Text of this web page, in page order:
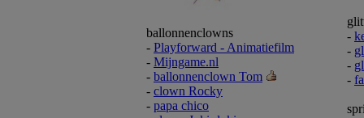
ballonnenclowns
- Playforward - Animatiefilm
- Mijngame.nl
- ballonnenclown Tom
- clown Rocky
- papa chico
-
-
-
-